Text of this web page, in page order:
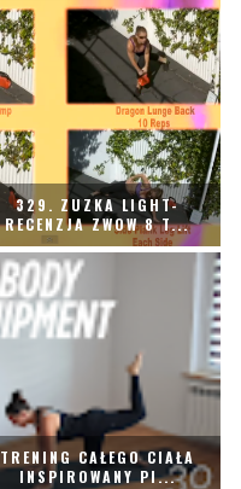
329. ZUZKA LIGHT-
RECENZJA ZWOW 8 T...
TRENING CAŁEGO CIAŁA
INSPIROWANY PI...